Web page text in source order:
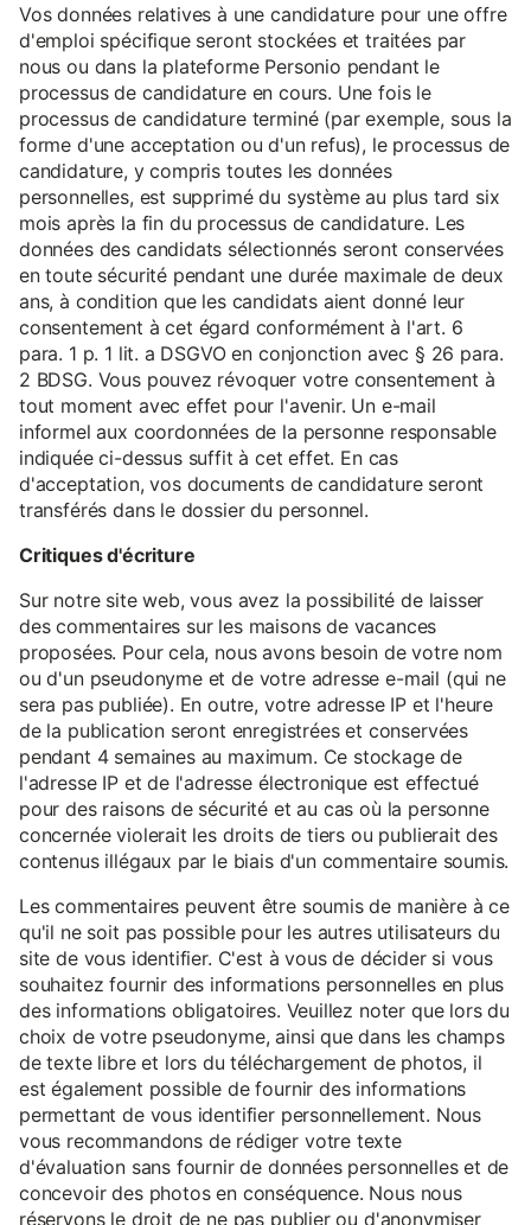
Vos données relatives à une candidature pour une offre
d'emploi spécifique seront stockées et traitées par
nous ou dans la plateforme Personio pendant le
processus de candidature en cours. Une fois le
processus de candidature terminé (par exemple, sous la
forme d'une acceptation ou d'un refus), le processus de
candidature, y compris toutes les données
personnelles, est supprimé du système au plus tard six
mois après la fin du processus de candidature. Les
données des candidats sélectionnés seront conservées
en toute sécurité pendant une durée maximale de deux
ans, à condition que les candidats aient donné leur
consentement à cet égard conformément à l'art. 6
para. 1 p. 1 lit. a DSGVO en conjonction avec § 26 para.
2 BDSG. Vous pouvez révoquer votre consentement à
tout moment avec effet pour l'avenir. Un e-mail
informel aux coordonnées de la personne responsable
indiquée ci-dessus suffit à cet effet. En cas
d'acceptation, vos documents de candidature seront
transférés dans le dossier du personnel.
Critiques d'écriture
Sur notre site web, vous avez la possibilité de laisser
des commentaires sur les maisons de vacances
proposées. Pour cela, nous avons besoin de votre nom
ou d'un pseudonyme et de votre adresse e-mail (qui ne
sera pas publiée). En outre, votre adresse IP et l'heure
de la publication seront enregistrées et conservées
pendant 4 semaines au maximum. Ce stockage de
l'adresse IP et de l'adresse électronique est effectué
pour des raisons de sécurité et au cas où la personne
concernée violerait les droits de tiers ou publierait des
contenus illégaux par le biais d'un commentaire soumis.
Les commentaires peuvent être soumis de manière à ce
qu'il ne soit pas possible pour les autres utilisateurs du
site de vous identifier. C'est à vous de décider si vous
souhaitez fournir des informations personnelles en plus
des informations obligatoires. Veuillez noter que lors du
choix de votre pseudonyme, ainsi que dans les champs
de texte libre et lors du téléchargement de photos, il
est également possible de fournir des informations
permettant de vous identifier personnellement. Nous
vous recommandons de rédiger votre texte
d'évaluation sans fournir de données personnelles et de
concevoir des photos en conséquence. Nous nous
réservons le droit de ne pas publier ou d'anonymiser